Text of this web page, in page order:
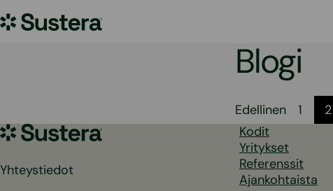
sisältöön
Sustera
Blogi
sivutus
Edellinen 1 2
Sustera
Yhteystiedot
Kodit
Yritykset
Referenssit
Ajankohtaista